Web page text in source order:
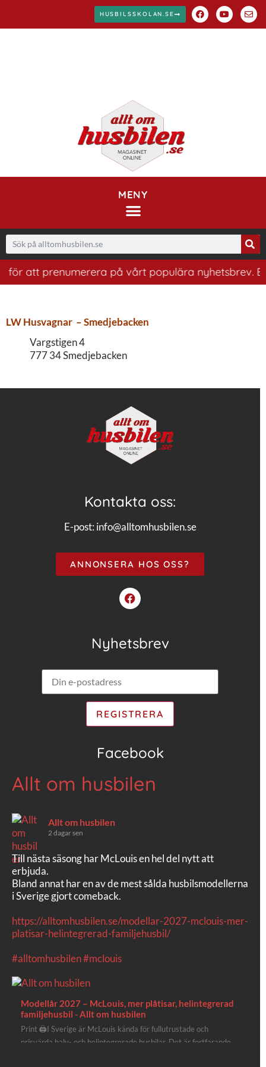
HUSBILSSKOLAN.SE
MENY
för att prenumerera på vårt populära nyhetsbrev.
LW Husvagnar – Smedjebacken
Vargstigen 4
777 34 Smedjebacken
Kontakta oss:
E-post: info@alltomhusbilen.se
ANNONSERA HOS OSS?
Nyhetsbrev
Facebook
Allt om husbilen
Allt om husbilen
2 dagar sen
Till nästa säsong har McLouis en hel del nytt att
erbjuda.
Bland annat har en av de mest sålda husbilsmodellerna
i Sverige gjort comeback.
https://alltomhusbilen.se/modellar-2027-mclouis-mer-
platisar-helintegrerad-familjehusbil/
#alltomhusbilen#mclouis
Modellår 2027 – McLouis, mer plåtisar, helintegrerad
familjehusbil - Allt om husbilen
Print 🖨I Sverige är McLouis kända för fullutrustade och
prisvärda halv- och helintegrerade husbilar. Det är fortfarande